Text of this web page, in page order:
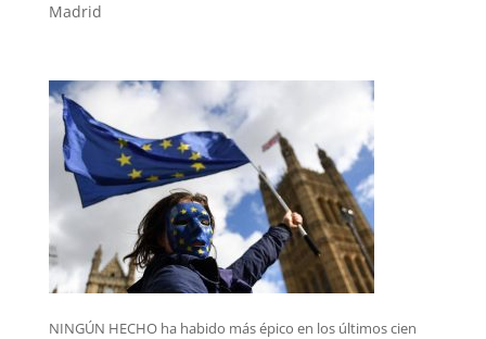
Madrid
NINGÚN HECHO ha habido más épico en los últimos cien